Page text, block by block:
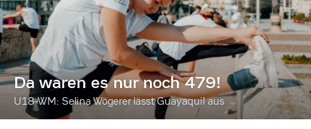
Da waren es nur noch 479!
U18-WM: Selina Wögerer lässt Guayaquil aus